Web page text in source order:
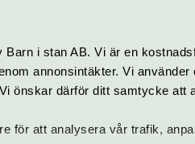
Barn i stan AB. Vi är en
annonsintäkter. Vi
önskar därför ditt samtycke att
för att analysera vår trafik,